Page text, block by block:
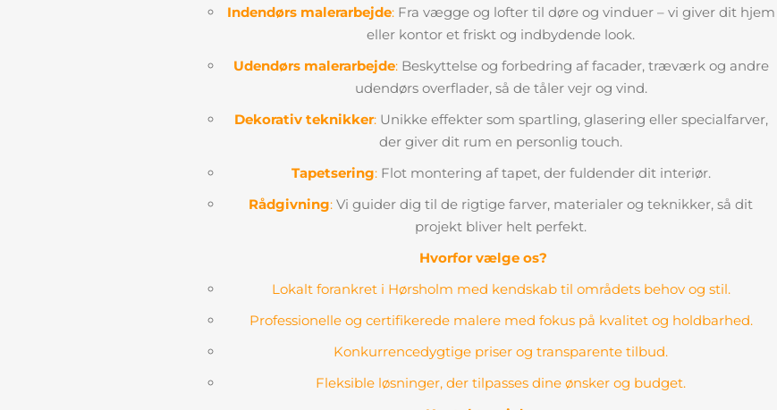
Indendørs malerarbejde:Fra vægge og lofter til døre og vinduer – vi giver dit hjem
eller kontor et friskt og indbydende look.
Udendørs malerarbejde:Beskyttelse og forbedring af facader, træværk og andre
udendørs overflader, så de tåler vejr og vind.
Dekorativ teknikker:Unikke effekter som spartling, glasering eller specialfarver,
der giver dit rum en personlig touch.
Tapetsering:Flot montering af tapet, der fuldender dit interiør.
Rådgivning: Vi guider dig til de rigtige farver, materialer og teknikker, så dit
projekt bliver helt perfekt.
Hvorfor vælge os?
Lokalt forankret i Hørsholm med kendskab til områdets behov og stil.
Professionelle og certifikerede malere med fokus på kvalitet og holdbarhed.
Konkurrencedygtige priser og transparente tilbud.
Fleksible løsninger, der tilpasses dine ønsker og budget.